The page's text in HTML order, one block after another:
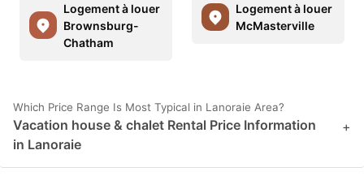
Logement à louer
Brownsburg-
Chatham
Logement à louer
McMasterville
Which Price Range Is Most Typical in Lanoraie Area?
Vacation house & chalet Rental Price Information
in Lanoraie
+